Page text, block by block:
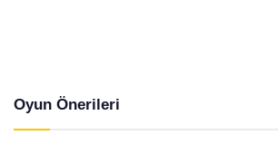
Oyun Önerileri